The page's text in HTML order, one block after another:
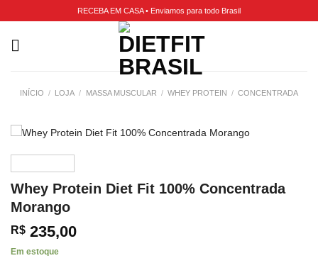
RECEBA EM CASA • Enviamos para todo Brasil
INÍCIO / LOJA / MASSA MUSCULAR / WHEY PROTEIN / CONCENTRADA
Whey Protein Diet Fit 100% Concentrada
Morango
R$ 235,00
Em estoque